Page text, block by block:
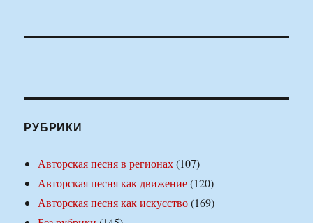
РУБРИКИ
Авторская песня в регионах(107)
Авторская песня как движение(120)
Авторская песня как искусство(169)